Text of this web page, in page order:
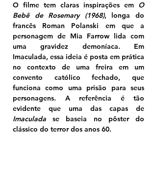
O filme tem claras inspirações em O
Bebê de Rosemary (1968), longa do
francês Roman Polanski em que a
personagem de Mia Farrow lida com
uma gravidez demoníaca. Em
Imaculada, essa ideia é posta em prática
no contexto de uma freira em um
convento católico fechado, que
funciona como uma prisão para seus
personagens. A referência é tão
Imaculada se baseia no pôster do
clássico do terror dos anos 60.